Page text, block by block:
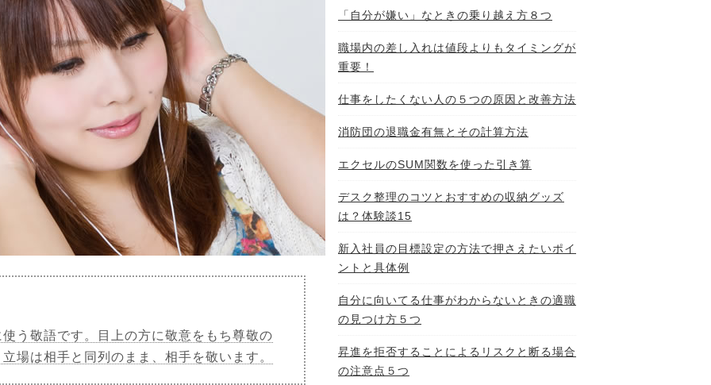
う敬語です。目上の方に敬意をもち尊敬の
場は相手と同列のまま、相手を敬います。
「自分が嫌い」なときの乗り越え方８つ
職場内の差し入れは値段よりもタイミングが
重要！
仕事をしたくない人の５つの原因と改善方法
消防団の退職金有無とその計算方法
エクセルのSUM関数を使った引き算
デスク整理のコツとおすすめの収納グッズ
は？体験談15
新入社員の目標設定の方法で押さえたいポイ
ントと具体例
自分に向いてる仕事がわからないときの適職
の見つけ方５つ
昇進を拒否することによるリスクと断る場合
の注意点５つ